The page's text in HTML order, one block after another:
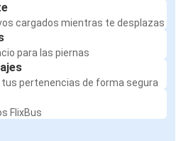
cargados mientras te desplazas
para las piernas
tus pertenencias de forma segura
FlixBus